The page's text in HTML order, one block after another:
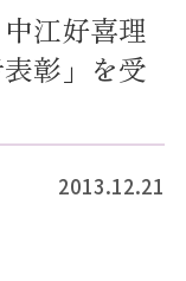
江好喜理
彰」を受
2013.12.21